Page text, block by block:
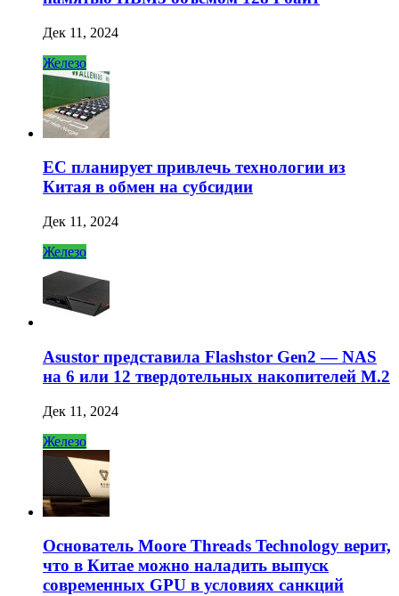
Дек 11, 2024
Железо
ЕС планирует привлечь технологии из
Китая в обмен на субсидии
Дек 11, 2024
Железо
Asustor представила Flashstor Gen2 — NAS
на 6 или 12 твердотельных накопителей M.2
Дек 11, 2024
Железо
Основатель Moore Threads Technology верит,
что в Китае можно наладить выпуск
современных GPU в условиях санкций